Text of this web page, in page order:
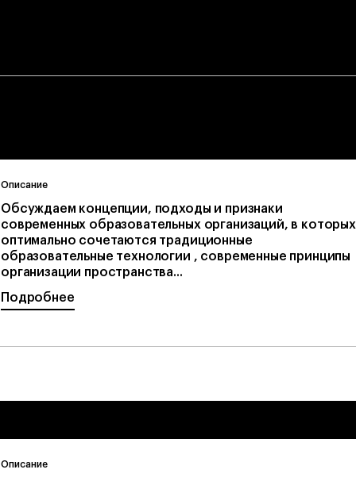
Описание
Обсуждаем концепции, подходы и признаки
современных образовательных организаций, в которых
оптимально сочетаются традиционные
образовательные технологии , современные принципы
организации пространства...
Подробнее
Описание